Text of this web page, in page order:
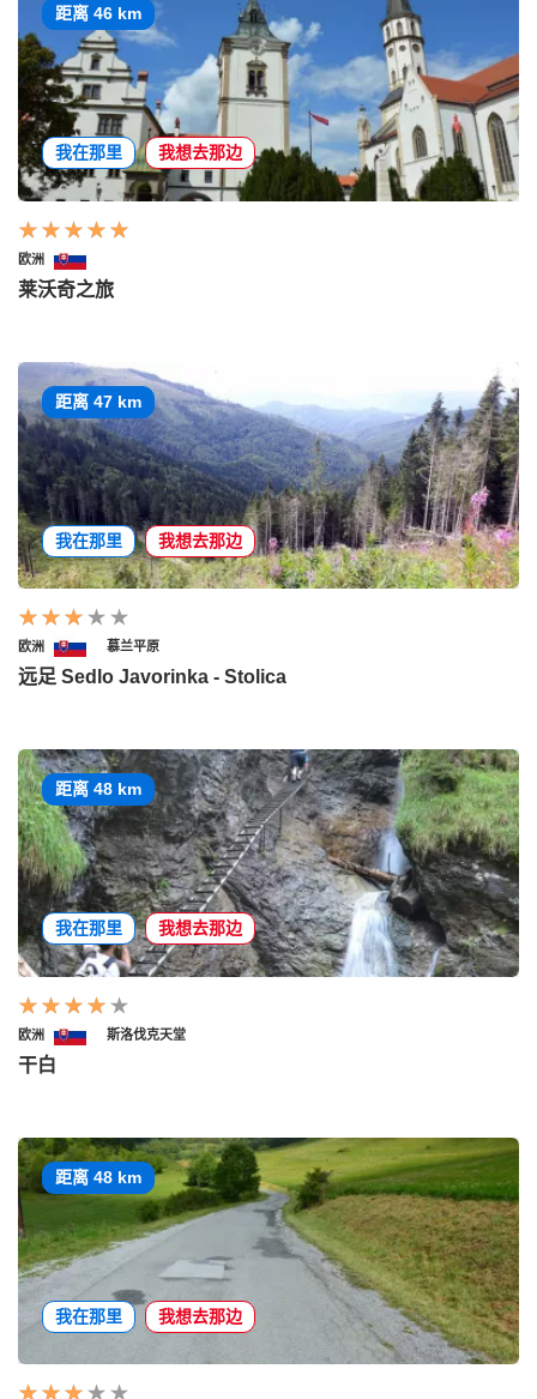
距离 46 km
我在那里 我想去那边
欧洲
莱沃奇之旅
距离 47 km
我在那里 我想去那边
欧洲 慕兰平原
远足 Sedlo Javorinka - Stolica
距离 48 km
我在那里 我想去那边
欧洲 斯洛伐克天堂
干白
距离 48 km
我在那里 我想去那边